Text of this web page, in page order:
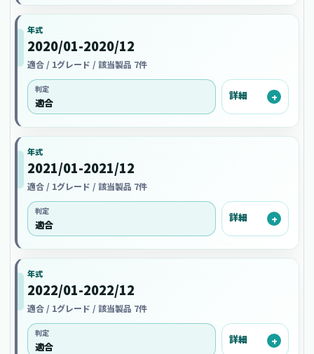
年式
2020/01-2020/12
適合 / 1グレード / 該当製品 7件
判定
適合
詳細
年式
2021/01-2021/12
適合 / 1グレード / 該当製品 7件
判定
適合
詳細
年式
2022/01-2022/12
適合 / 1グレード / 該当製品 7件
判定
適合
詳細